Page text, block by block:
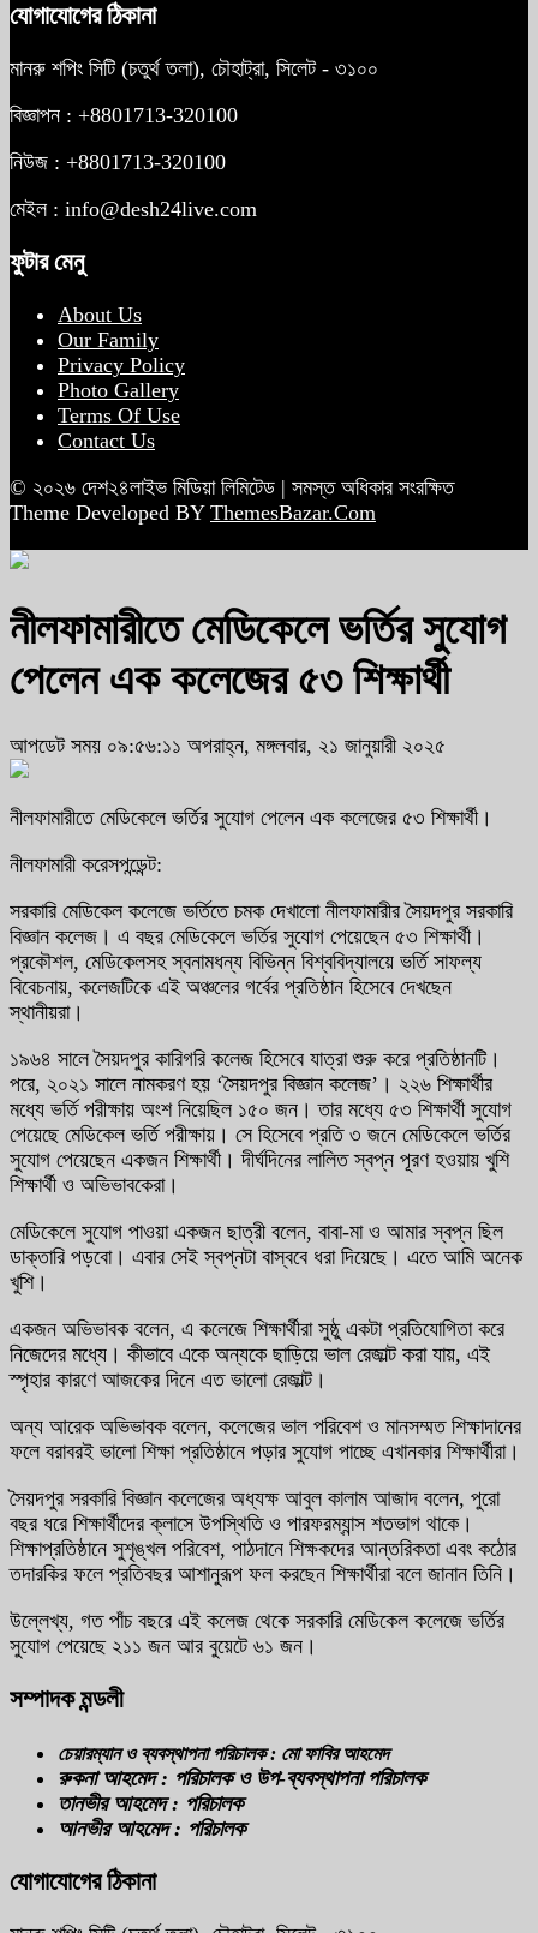
যোগাযোগের ঠিকানা
মানরু শপিং সিটি (চতুর্থ তলা), চৌহাট্রা, সিলেট - ৩১০০
বিজ্ঞাপন : +8801713-320100
নিউজ : +8801713-320100
মেইল : info@desh24live.com
ফুটার মেনু
About Us
Our Family
Privacy Policy
Photo Gallery
Terms Of Use
Contact Us
© ২০২৬ দেশ২৪লাইভ মিডিয়া লিমিটেড | সমস্ত অধিকার সংরক্ষিত
Theme Developed BY ThemesBazar.Com
নীলফামারীতে মেডিকেলে ভর্তির সুযোগ
পেলেন এক কলেজের ৫৩ শিক্ষার্থী
আপডেট সময় ০৯:৫৬:১১ অপরাহ্ন, মঙ্গলবার, ২১ জানুয়ারী ২০২৫
নীলফামারীতে মেডিকেলে ভর্তির সুযোগ পেলেন এক কলেজের ৫৩ শিক্ষার্থী।
নীলফামারী করেসপন্ডেন্ট:
সরকারি মেডিকেল কলেজে ভর্তিতে চমক দেখালো নীলফামারীর সৈয়দপুর সরকারি
বিজ্ঞান কলেজ। এ বছর মেডিকেলে ভর্তির সুযোগ পেয়েছেন ৫৩ শিক্ষার্থী।
প্রকৌশল, মেডিকেলসহ স্বনামধন্য বিভিন্ন বিশ্ববিদ্যালয়ে ভর্তি সাফল্য
বিবেচনায়, কলেজটিকে এই অঞ্চলের গর্বের প্রতিষ্ঠান হিসেবে দেখছেন
স্থানীয়রা।
১৯৬৪ সালে সৈয়দপুর কারিগরি কলেজ হিসেবে যাত্রা শুরু করে প্রতিষ্ঠানটি।
পরে, ২০২১ সালে নামকরণ হয় ‘সৈয়দপুর বিজ্ঞান কলেজ’। ২২৬ শিক্ষার্থীর
মধ্যে ভর্তি পরীক্ষায় অংশ নিয়েছিল ১৫০ জন। তার মধ্যে ৫৩ শিক্ষার্থী সুযোগ
পেয়েছে মেডিকেল ভর্তি পরীক্ষায়। সে হিসেবে প্রতি ৩ জনে মেডিকেলে ভর্তির
সুযোগ পেয়েছেন একজন শিক্ষার্থী। দীর্ঘদিনের লালিত স্বপ্ন পূরণ হওয়ায় খুশি
শিক্ষার্থী ও অভিভাবকেরা।
মেডিকেলে সুযোগ পাওয়া একজন ছাত্রী বলেন, বাবা-মা ও আমার স্বপ্ন ছিল
ডাক্তারি পড়বো। এবার সেই স্বপ্নটা বাস্ববে ধরা দিয়েছে। এতে আমি অনেক
খুশি।
একজন অভিভাবক বলেন, এ কলেজে শিক্ষার্থীরা সুষ্ঠু একটা প্রতিযোগিতা করে
নিজেদের মধ্যে। কীভাবে একে অন্যকে ছাড়িয়ে ভাল রেজাল্ট করা যায়, এই
স্পৃহার কারণে আজকের দিনে এত ভালো রেজাল্ট।
অন্য আরেক অভিভাবক বলেন, কলেজের ভাল পরিবেশ ও মানসম্মত শিক্ষাদানের
ফলে বরাবরই ভালো শিক্ষা প্রতিষ্ঠানে পড়ার সুযোগ পাচ্ছে এখানকার শিক্ষার্থীরা।
সৈয়দপুর সরকারি বিজ্ঞান কলেজের অধ্যক্ষ আবুল কালাম আজাদ বলেন, পুরো
বছর ধরে শিক্ষার্থীদের ক্লাসে উপস্থিতি ও পারফরম্যান্স শতভাগ থাকে।
শিক্ষাপ্রতিষ্ঠানে সুশৃঙ্খল পরিবেশ, পাঠদানে শিক্ষকদের আন্তরিকতা এবং কঠোর
তদারকির ফলে প্রতিবছর আশানুরূপ ফল করছেন শিক্ষার্থীরা বলে জানান তিনি।
উল্লেখ্য, গত পাঁচ বছরে এই কলেজ থেকে সরকারি মেডিকেল কলেজে ভর্তির
সুযোগ পেয়েছে ২১১ জন আর বুয়েটে ৬১ জন।
সম্পাদক মন্ডলী
চেয়ারম্যান ও ব্যবস্থাপনা পরিচালক : মো ফাবির আহমেদ
রুকনা আহমেদ : পরিচালক ও উপ-ব্যবস্থাপনা পরিচালক
তানভীর আহমেদ : পরিচালক
আনভীর আহমেদ : পরিচালক
যোগাযোগের ঠিকানা